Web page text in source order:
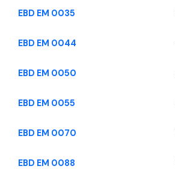
EBD EM 0035
EBD EM 0044
EBD EM 0050
EBD EM 0055
EBD EM 0070
EBD EM 0088